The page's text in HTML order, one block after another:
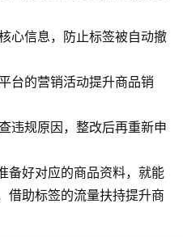
心信息，防止标签被自动撤
台的营销活动提升商品销
违规原因，整改后再重新申
备好对应的商品资料，就能
借助标签的流量扶持提升商